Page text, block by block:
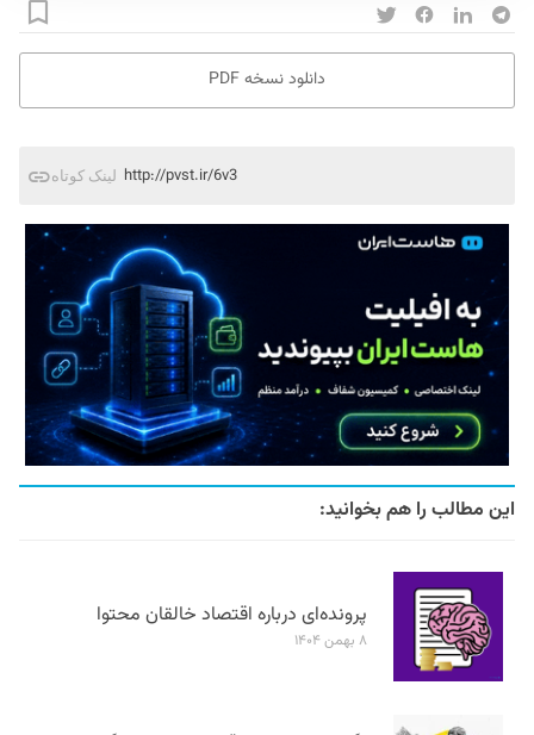
دانلود نسخه PDF
لینک کوتاه http://pvst.ir/6v3
این مطالب را هم بخوانید:
پرونده‌ای درباره اقتصاد خالقان محتوا
۸ بهمن ۱۴۰۴